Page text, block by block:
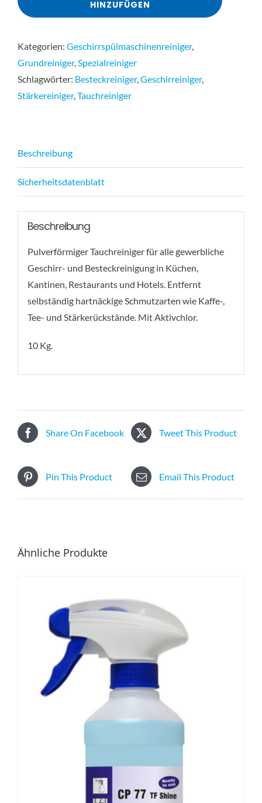
HINZUFÜGEN
Kategorien: Geschirrspülmaschinenreiniger,
Grundreiniger, Spezialreiniger
Schlagwörter: Besteckreiniger, Geschirreiniger,
Stärkereiniger, Tauchreiniger
Beschreibung
Sicherheitsdatenblatt
Beschreibung
Pulverförmiger Tauchreiniger für alle gewerbliche
Geschirr- und Besteckreinigung in Küchen,
Kantinen, Restaurants und Hotels. Entfernt
selbständig hartnäckige Schmutzarten wie Kaffe-,
Tee- und Stärkerückstände. Mit Aktivchlor.
10 Kg.
Share On Facebook Tweet This Product
Pin This Product Email This Product
Ähnliche Produkte